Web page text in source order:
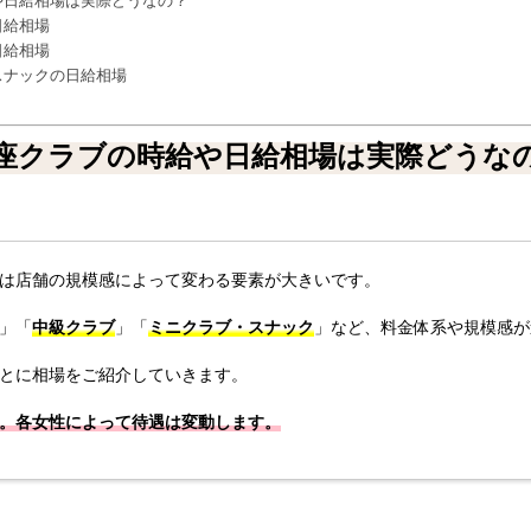
相場
相場
ックの日給相場
クラブの時給や日給相場は実際どうな
店舗の規模感によって変わる要素が大きいです。
」「中級クラブ」「ミニクラブ・スナック 」など、料金体系や規模感が
に相場をご紹介していきます。
各女性によって待遇は変動します。